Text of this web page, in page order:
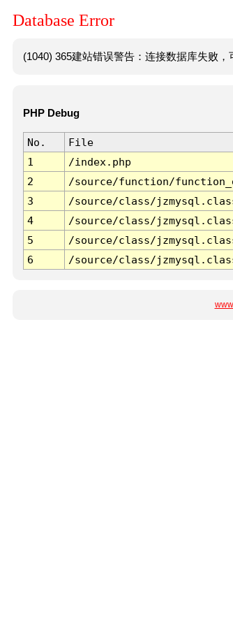
Database Error
(1040) 365建站错误警告：连接数据库失败
PHP Debug
No. File
1
/index.php
2
/source/function/
3
/source/class/
4
/source/class/
5
/source/class/
6
/source/class/